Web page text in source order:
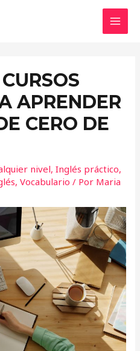
APRENDER
CERO DE
nivel,Inglés práctico,
,Vocabulario / Por Maria